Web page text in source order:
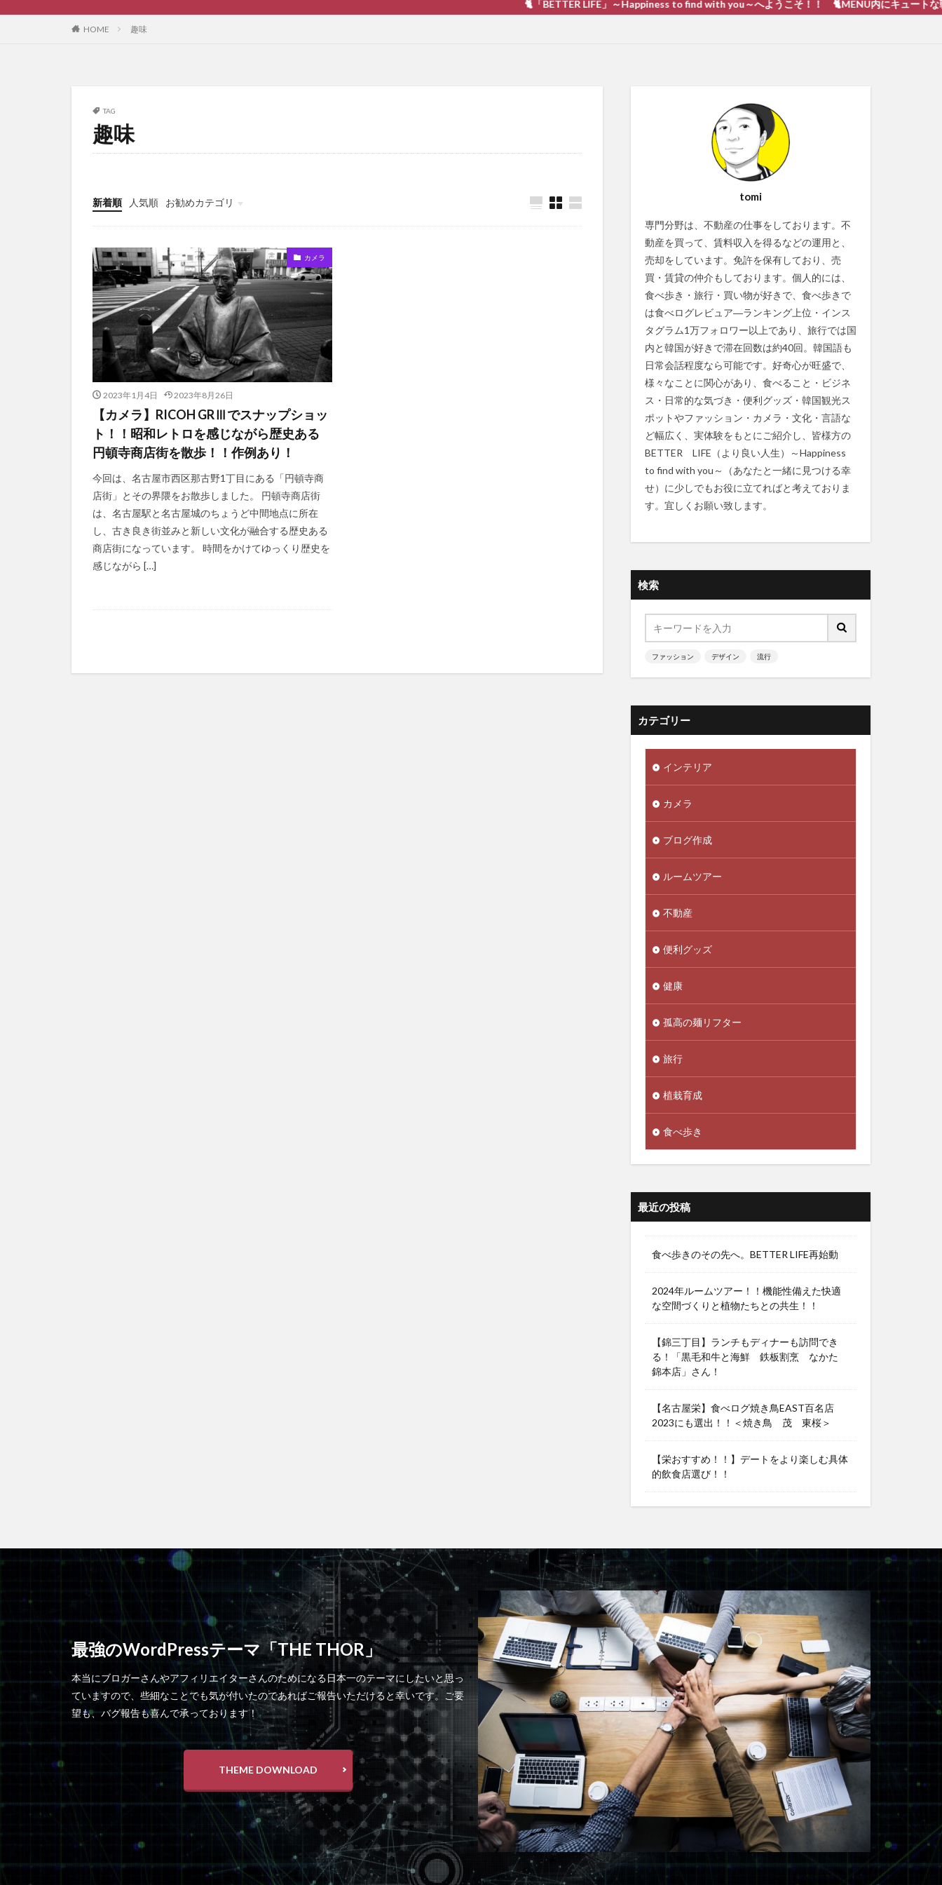
🐈「BETTER LIFE」～Happiness to find with you～へようこそ！！ 🐈MENU内にキュートな戦い 猫動画あ
HOME 趣味
TAG
趣味
新着順 人気順
お勧めカテゴリ
ブログ作成
カメラ
2023年1月4日 2023年8月26日
【カメラ】RICOH GRⅢでスナップショッ
ト！！昭和レトロを感じながら歴史ある
円頓寺商店街を散歩！！作例あり！
今回は、名古屋市西区那古野1丁目にある「円頓寺商
店街」とその界隈をお散歩しました。 円頓寺商店街
は、名古屋駅と名古屋城のちょうど中間地点に所在
し、古き良き街並みと新しい文化が融合する歴史ある
商店街になっています。 時間をかけてゆっくり歴史を
感じながら […]
tomi
専門分野は、不動産の仕事をしております。不
動産を買って、賃料収入を得るなどの運用と、
売却をしています。免許を保有しており、売
買・賃貸の仲介もしております。個人的には、
食べ歩き・旅行・買い物が好きで、食べ歩きで
は食べログレビュア―ランキング上位・インス
タグラム1万フォロワー以上であり、旅行では国
内と韓国が好きで滞在回数は約40回。韓国語も
日常会話程度なら可能です。好奇心が旺盛で、
様々なことに関心があり、食べること・ビジネ
ス・日常的な気づき・便利グッズ・韓国観光ス
ポットやファッション・カメラ・文化・言語な
ど幅広く、実体験をもとにご紹介し、皆様方の
BETTER LIFE（より良い人生）～Happiness
to find with you～（あなたと一緒に見つける幸
せ）に少しでもお役に立てればと考えておりま
す。宜しくお願い致します。
検索
ファッション デザイン 流行
カテゴリー
インテリア
カメラ
ブログ作成
ルームツアー
不動産
便利グッズ
健康
孤高の麺リフター
旅行
植栽育成
食べ歩き
最近の投稿
食べ歩きのその先へ。BETTER LIFE再始動
2024年ルームツアー！！機能性備えた快適
な空間づくりと植物たちとの共生！！
【錦三丁目】ランチもディナーも訪問でき
る！「黒毛和牛と海鮮 鉄板割烹 なかた
錦本店」さん！
【名古屋栄】食べログ焼き鳥EAST百名店
2023にも選出！！＜焼き鳥 茂 東桜＞
【栄おすすめ！！】デートをより楽しむ具体
的飲食店選び！！
最強のWordPressテーマ「THE THOR」
本当にブロガーさんやアフィリエイターさんのためになる日本一のテーマにしたいと思っ
ていますので、些細なことでも気が付いたのであればご報告いただけると幸いです。ご要
望も、バグ報告も喜んで承っております！
THEME DOWNLOAD